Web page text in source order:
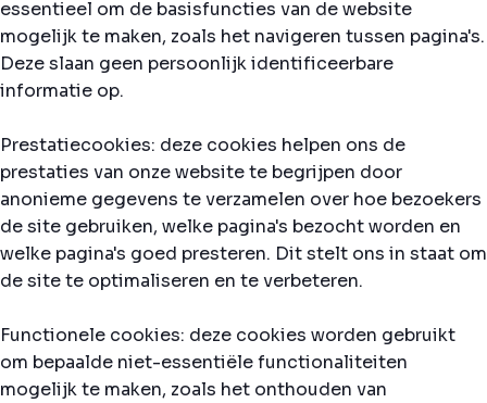
essentieel om de basisfuncties van de website
mogelijk te maken, zoals het navigeren tussen pagina's.
Deze slaan geen persoonlijk identificeerbare
informatie op.
Prestatiecookies: deze cookies helpen ons de
prestaties van onze website te begrijpen door
anonieme gegevens te verzamelen over hoe bezoekers
de site gebruiken, welke pagina's bezocht worden en
welke pagina's goed presteren. Dit stelt ons in staat om
de site te optimaliseren en te verbeteren.
Functionele cookies: deze cookies worden gebruikt
om bepaalde niet-essentiële functionaliteiten
mogelijk te maken, zoals het onthouden van